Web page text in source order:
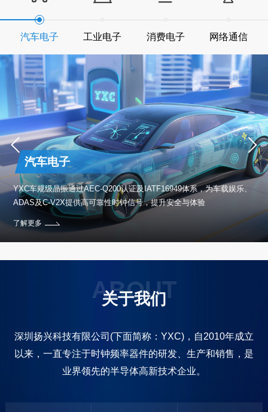
汽车电子 工业电子 消费电子 网络通信
汽车电子
YXC车规级晶振通过AEC-Q200认证及IATF16949体系，为车载娱乐、
ADAS及C-V2X提供高可靠性时钟信号，提升安全与体验
了解更多
ABOUT
关于我们
深圳扬兴科技有限公司(下面简称：YXC)，自2010年成立
以来，一直专注于时钟频率器件的研发、生产和销售，是
业界领先的半导体高新技术企业。